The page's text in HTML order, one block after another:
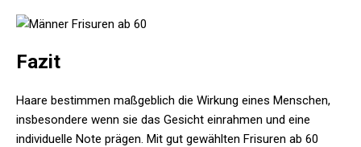
Fazit
Haare bestimmen maßgeblich die Wirkung eines Menschen,
insbesondere wenn sie das Gesicht einrahmen und eine
individuelle Note prägen. Mit gut gewählten Frisuren ab 60